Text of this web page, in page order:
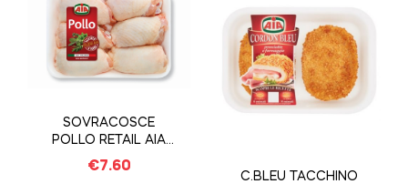
SOVRACOSCE
POLLO RETAIL AIA
kg1,9ca
€7.60
C.BLEU TACCHINO